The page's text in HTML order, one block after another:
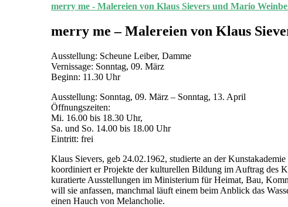
merry me - Malereien von Klaus Sievers und Mario
merry me – Malereien von Klaus
Ausstellung: Scheune Leiber, Damme
Vernissage: Sonntag, 09. März
Beginn: 11.30 Uhr
Ausstellung: Sonntag, 09. März – Sonntag, 13. April
Öffnungszeiten:
Mi. 16.00 bis 18.30 Uhr,
Sa. und So. 14.00 bis 18.00 Uhr
Eintritt: frei
Klaus Sievers, geb 24.02.1962, studierte an der
koordiniert er Projekte der kulturellen Bildung im Auftrag des
kuratierte Ausstellungen im Ministerium für Heimat, Bau,
will sie anfassen, manchmal läuft einem beim Anblick das
einen Hauch von Melancholie.